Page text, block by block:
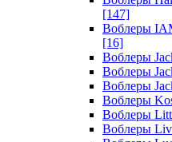
[147]
Воблеры
[16]
Воблеры
Воблеры
Воблеры
Воблеры
Воблеры
Воблеры